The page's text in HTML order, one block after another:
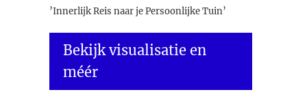
’Innerlijk Reis naar je Persoonlijke Tuin’
Bekijk visualisatie en
méér